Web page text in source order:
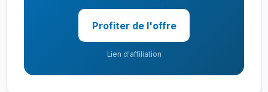
Profiter de l'offre
Lien d'affiliation